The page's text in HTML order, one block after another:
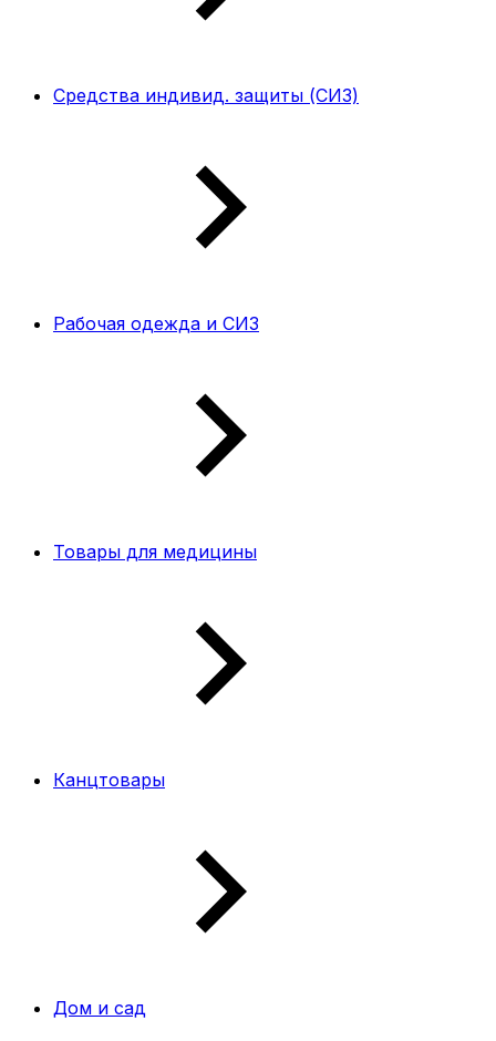
Средства индивид. защиты (СИЗ)
Рабочая одежда и СИЗ
Товары для медицины
Канцтовары
Дом и сад